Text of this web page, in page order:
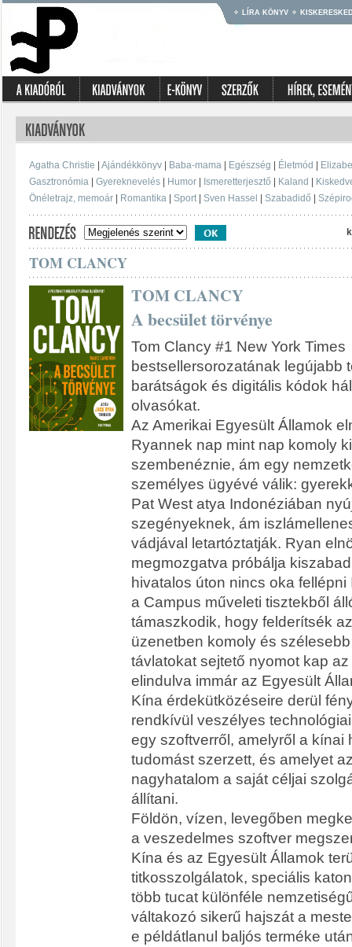
LÍRA KÖNYV
Agatha Christie Ajándékkönyv Baba-mama Egészség Életmód
Gasztronómia
Gyereknevelés Humor Ismeretterjesztő Kaland
Önéletrajz, memoár
Romantika Sport| Sven Hassel Szabadidő
TOM CLANCY
TOM CLANCY
A becsület törvénye
Tom Clancy #1 New York Times
bestsellersorozatának legújabb
barátságok és digitális kódok
olvasókat.
Az Amerikai Egyesült Államok
Ryannek nap mint nap komoly
szembenéznie, ám egy
személyes ügyévé válik:
Pat West atya Indonéziában
szegényeknek, ám
vádjával letartóztatják. Ryan
megmozgatva próbálja
hivatalos úton nincs oka
a Campus műveleti tisztekből
támaszkodik, hogy felderítsék
üzenetben komoly és
távlatokat sejtető nyomot kap
elindulva immár az Egyesült
Kína érdekütközéseire derül
rendkívül veszélyes
egy szoftverről, amelyről a kínai
tudomást szerzett, és amelyet
nagyhatalom a saját céljai
állítani.
Földön, vízen, levegőben
a veszedelmes szoftver
Kína és az Egyesült Államok
titkosszolgálatok, speciális
több tucat különféle
váltakozó sikerű hajszát a
e példátlanul baljós terméke